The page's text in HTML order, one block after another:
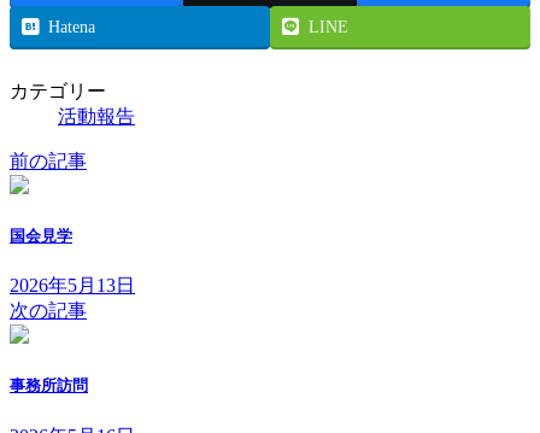
Hatena LINE
カテゴリー
活動報告
前の記事
国会見学
2026年5月13日
次の記事
事務所訪問